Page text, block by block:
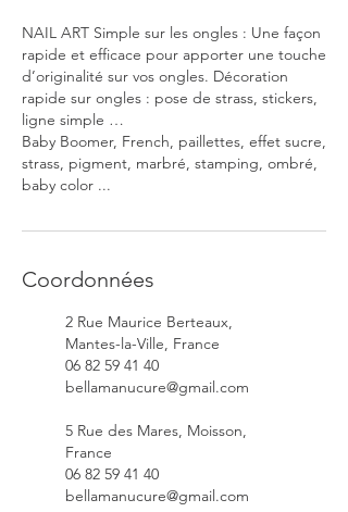
NAIL ART Simple sur les ongles : Une façon
rapide et efficace pour apporter une touche
d’originalité sur vos ongles. Décoration
rapide sur ongles : pose de strass, stickers,
ligne simple …
Baby Boomer, French, paillettes, effet sucre,
strass, pigment, marbré, stamping, ombré,
baby color ...
Coordonnées
2 Rue Maurice Berteaux,
Mantes-la-Ville, France
06 82 59 41 40
bellamanucure@gmail.com
5 Rue des Mares, Moisson,
France
06 82 59 41 40
bellamanucure@gmail.com